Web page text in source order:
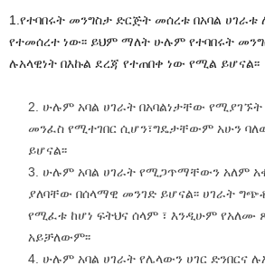
1.የተባበሩት መንግስታ ድርጅት መሰረቱ በአባል ሀገራቱ
የተመሰረተ ነው፡፡ ይህም ማለት ሁሉም የተባበሩት
ሉአላዊነት በእኩል ደረጃ የተጠበቀ ነው የሚል ይሆናል፡፡
ሁሉም አባል ሀገራት በአባልነታቸው
መንፈስ የሚተገበር ሲሆን፣ግዴታቸውም አሁን
ይሆናል፡፡
ሁሉም አባል ሀገራት የሚጋጥማቸውን አለም
ያለባቸው በሰላማዊ መንገድ ይሆናል፡፡ ሀገራት
የሚፈቱ ከሆነ ፍትህና ሰላም ፣ እንዲሁም የአለሙ
አይቻለውም፡፡
ሁሉም አባል ሀገራት የሌላውን ሀገር ድንበርና